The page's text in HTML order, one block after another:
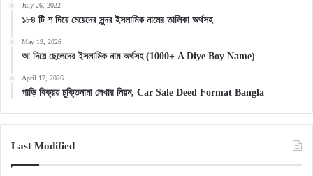
July 26, 2022
১৮৪ টি শ দিয়ে মেয়েদের সুন্দর ইসলামিক নামের তালিকা অর্থসহ
May 19, 2026
আ দিয়ে ছেলেদের ইসলামিক নাম অর্থসহ (1000+ A Diye Boy Name)
April 17, 2026
গাড়ি বিক্রয় চুক্তিনামা লেখার নিয়ম, Car Sale Deed Format Bangla
Last Modified